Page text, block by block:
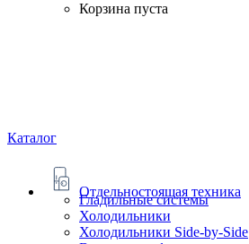
Корзина пуста
Каталог
Отдельностоящая техника
Гладильные системы
Холодильники
Холодильники Side-by-Side